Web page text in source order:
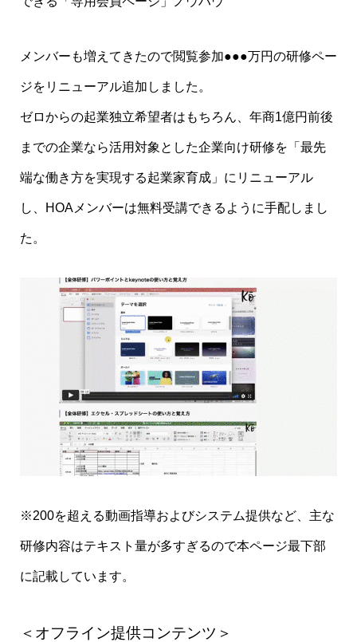
メンバーも増えてきたので閲覧参加●●●万円の研修ペー
ジをリニューアル追加しました。
ゼロからの起業独立希望者はもちろん、年商1億円前後
までの企業なら活用対象とした企業向け研修を「最先
端な働き方を実現する起業家育成」にリニューアル
し、HOAメンバーは無料受講できるように手配しまし
た。
※200を超える動画指導およびシステム提供など、主な
研修内容はテキスト量が多すぎるので本ページ最下部
に記載しています。
＜オフライン提供コンテンツ＞